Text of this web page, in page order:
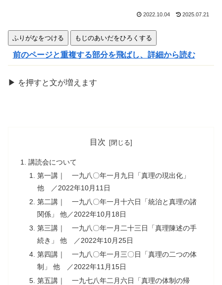
2022.10.04 2025.07.21
ふりがなをつける もじのあいだをひろくする
前のページと重複する部分を飛ばし、詳細から読む
▶ を押すと文が増 えます
目次
講読会について
第一講｜ 一九八〇年一月九日「真理の現出化」
他 ／2022年10月11日
第二講｜ 一九八〇年一月十六日「統治と真理の諸
関係」 他／2022年10月18日
第三講｜ 一九八〇年一月二十三日「真理陳述の手
続き」 他 ／2022年10月25日
第四講｜ 一九八〇年一月三〇日「真理の二つの体
制」 他 ／2022年11月15日
第五講｜ 一九七八年二月六日「真理の体制の帰